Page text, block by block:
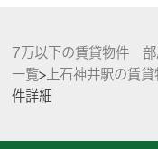
7万以下の賃貸物件 部
一覧>上石神井駅の賃貸
件詳細